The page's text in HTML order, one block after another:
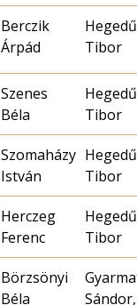
Berczik
Árpád
Tibor
Szenes
Béla
Tibor
Szomaházy
István
Tibor
Herczeg
Ferenc
Tibor
Börzsönyi
Béla
Sándor,